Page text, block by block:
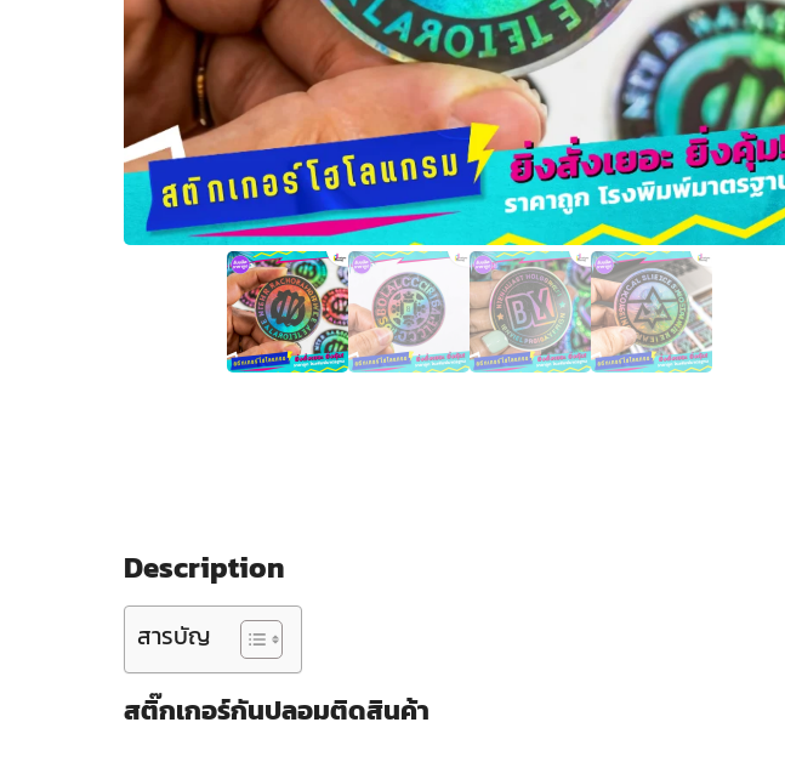
Description
สารบัญ
สติ๊กเกอร์กันปลอมติดสินค้า